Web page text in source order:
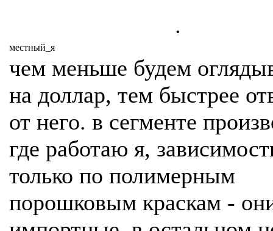
.
местный_я
чем меньше будем
на доллар, тем быстрее
от него. в сегменте
где работаю я,
только по полимерным
порошковым краскам -